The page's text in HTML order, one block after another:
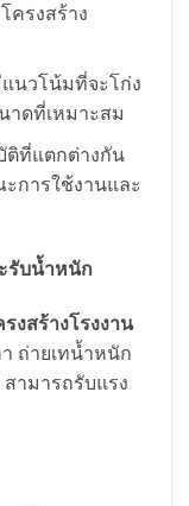
ครงสร้าง
นวโน้มที่จะโก่ง
าดที่เหมาะสม
ที่แตกต่างกัน
การใช้งานและ
รับน้ำหนัก
งสร้างโรงงาน
ถ่ายเทน้ำหนัก
ามารถรับแรง